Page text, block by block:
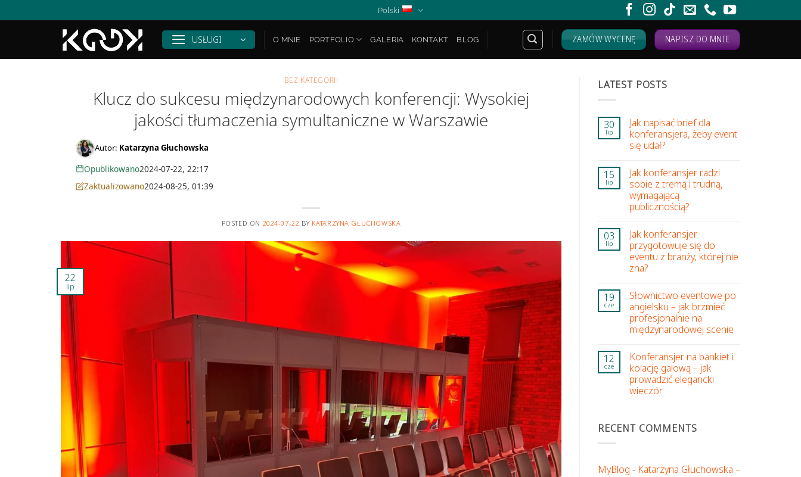
to
Polski
USŁUGI O MNIE PORTFOLIO GALERIA KONTAKT BLOG ZAMÓW WYCENĘ NAPISZ DO MNIE
BEZ KATEGORII
Klucz do sukcesu międzynarodowych konferencji: Wysokiej
jakości tłumaczenia symultaniczne w Warszawie
Autor: Katarzyna Głuchowska
Opublikowano2024-07-22, 22:17
Zaktualizowano2024-08-25, 01:39
POSTED ON 2024-07-22 BY KATARZYNA GŁUCHOWSKA
22
lip
LATEST POSTS
30
lip
Jak napisać brief dla
konferansjera, żeby event
się udał?
15
lip
Jak konferansjer radzi
sobie z tremą i trudną,
wymagającą
publicznością?
03
lip
Jak konferansjer
przygotowuje się do
eventu z branży, której nie
zna?
19
cze
Słownictwo eventowe po
angielsku – jak brzmieć
profesjonalnie na
międzynarodowej scenie
12
cze
Konferansjer na bankiet i
kolację galową – jak
prowadzić elegancki
wieczór
RECENT COMMENTS
MyBlog - Katarzyna Głuchowska –